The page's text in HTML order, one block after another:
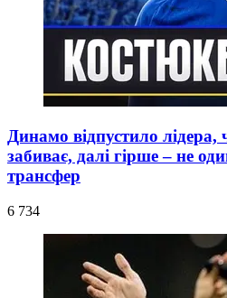
Динамо відпустило
забиває, далі гірше – не
трансфер
6 734